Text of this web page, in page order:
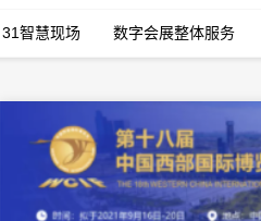
31智慧现场 数字会展整体服务